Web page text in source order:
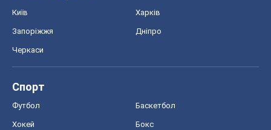
Київ Харків
Запоріжжя Дніпро
Черкаси
Спорт
Футбол Баскетбол
Хокей Бокс